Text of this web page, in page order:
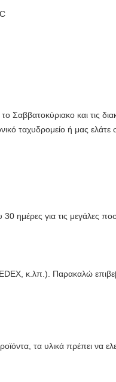
και τις
ταχυδρομείο ή μας
ημέρες για τις μεγάλες
κ.λπ.). Παρακαλώ
τα υλικά πρέπει να